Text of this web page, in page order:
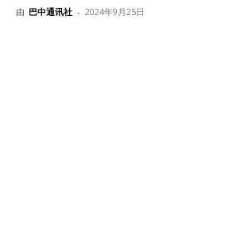
由 巴中通讯社 - 2024年9月25日